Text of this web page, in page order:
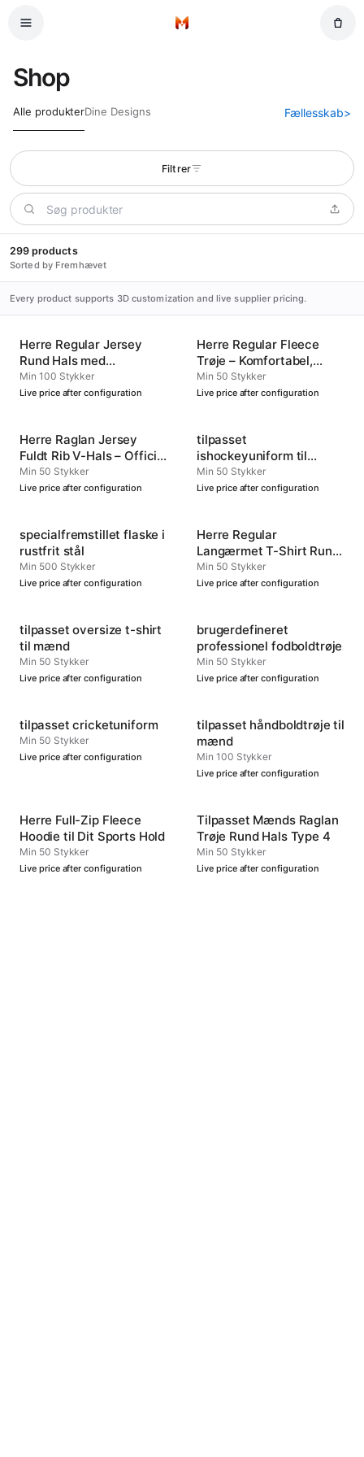
Hjem
Shop
Alle produkterDine Designs Fællesskab>
Filtrer
299 products
Sorted by Fremhævet
Every product supports 3D customization and live supplier pricing.
Herre Regular Jersey
Rund Hals med
Manchetter – Tilpasseligt
Sportstøj
Min 100 Stykker
Live price after configuration
Herre Regular Fleece
Trøje – Komfortabel,
Holdbar og Alsidig
Min 50 Stykker
Live price after configuration
Herre Raglan Jersey
Fuldt Rib V-Hals – Officiel
Hold Performance
Beklædning
Min 50 Stykker
Live price after configuration
tilpasset
ishockeyuniform til
mænd
Min 50 Stykker
Live price after configuration
specialfremstillet flaske i
rustfrit stål
Min 500 Stykker
Live price after configuration
Herre Regular
Langærmet T-Shirt Rund
Hals — Holdbar, Blød Tee
til Hverdagskomfort
Min 50 Stykker
Live price after configuration
tilpasset oversize t-shirt
til mænd
Min 50 Stykker
Live price after configuration
brugerdefineret
professionel fodboldtrøje
Min 50 Stykker
Live price after configuration
tilpasset cricketuniform
Min 50 Stykker
Live price after configuration
tilpasset håndboldtrøje til
mænd
Min 100 Stykker
Live price after configuration
Herre Full-Zip Fleece
Hoodie til Dit Sports Hold
Min 50 Stykker
Live price after configuration
Tilpasset Mænds Raglan
Trøje Rund Hals Type 4
Min 50 Stykker
Live price after configuration